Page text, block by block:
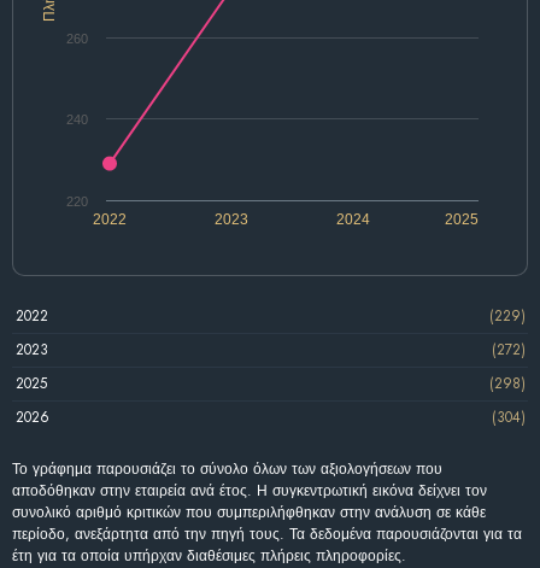
2022 2024
2023 2025
220
240
260
2022
(229)
2023
(272)
2025
(298)
2026
(304)
Το γράφημα παρουσιάζει το σύνολο όλων των αξιολογήσεων που
αποδόθηκαν στην εταιρεία ανά έτος. Η συγκεντρωτική εικόνα δείχνει τον
συνολικό αριθμό κριτικών που συμπεριλήφθηκαν στην ανάλυση σε κάθε
περίοδο, ανεξάρτητα από την πηγή τους. Τα δεδομένα παρουσιάζονται για τα
έτη για τα οποία υπήρχαν διαθέσιμες πλήρεις πληροφορίες.